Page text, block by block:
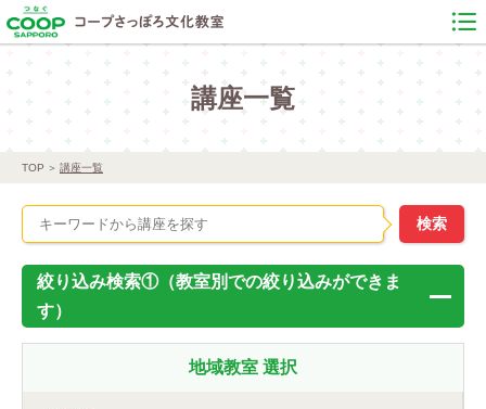
講座一覧
TOP 講座一覧
絞り込み検索①（教室別での絞り込みができま
す）
地域教室 選択